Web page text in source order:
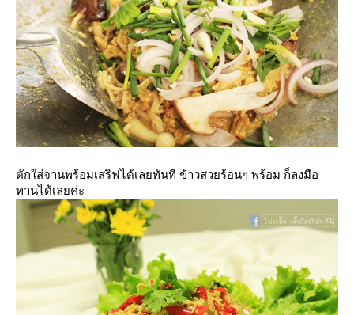
ตักใส่จานพร้อมเสริฟได้เลยทันที ข้าวสวยร้อนๆ พร้อม ก็ลงมือ
ทานได้เลยค่ะ